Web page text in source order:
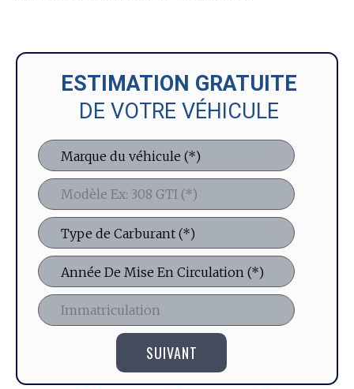
ESTIMATION GRATUITE
DE VOTRE VÉHICULE
SUIVANT